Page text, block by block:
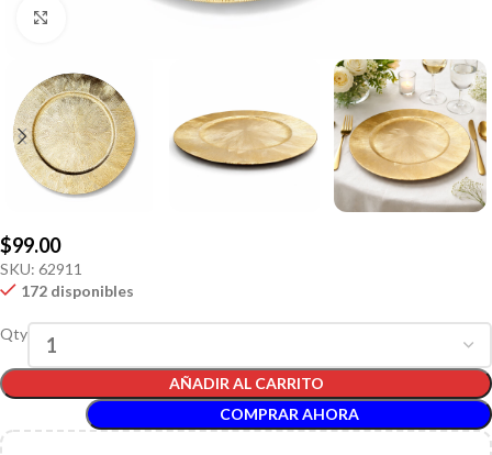
$99.00
SKU: 62911
172 disponibles
Qty
AÑADIR AL CARRITO
COMPRAR AHORA